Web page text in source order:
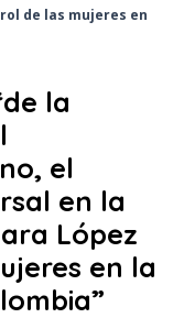
de las mujeres en
la
el
en la
López
en la